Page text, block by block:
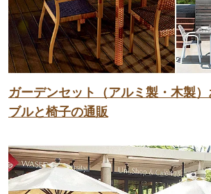
ガーデンセット（アルミ製・木製
ブルと椅子の通販